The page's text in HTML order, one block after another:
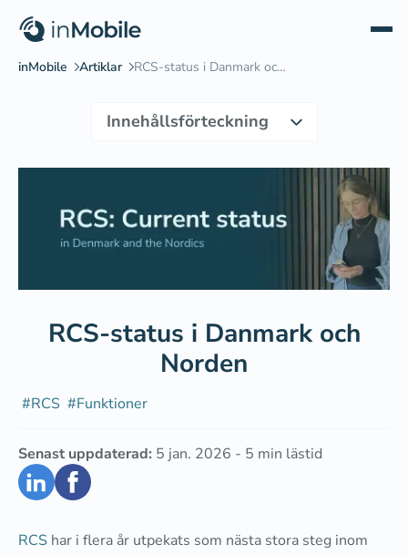
RCS-status i Danmark och
Norden
#RCS #Funktioner
Senast uppdaterad: 5 jan. 2026 - 5 min lästid
Innehållsförteckning
Vad du bör göra nu
RCS har i flera år utpekats som nästa stora steg inom